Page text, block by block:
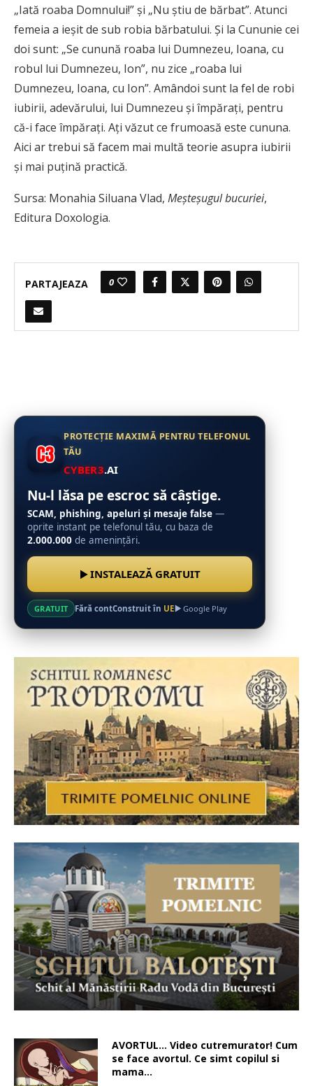
„Iată roaba Domnului!” şi „Nu ştiu de bărbat”. Atunci
femeia a ieşit de sub robia bărbatului. Şi la Cununie cei
doi sunt: „Se cunună roaba lui Dumnezeu, Ioana, cu
robul lui Dumnezeu, Ion”, nu zice „roaba lui
Dumnezeu, Ioana, cu Ion”. Amândoi sunt la fel de robi
iubirii, adevărului, lui Dumnezeu şi împăraţi, pentru
că-i face împăraţi. Aţi văzut ce frumoasă este cununa.
Aici ar trebui să facem mai multă teorie asupra iubirii
şi mai puţină practică.
Sursa: Monahia Siluana Vlad, Meşteşugul bucuriei,
Editura Doxologia.
PARTAJEAZA 0
PROTECȚIE MAXIMĂ PENTRU TELEFONUL
TĂU
CYBER3.AI
Nu-l lăsa pe escroc să câștige.
SCAM, phishing, apeluri și mesaje false —
oprite instant pe telefonul tău, cu baza de
2.000.000 de amenințări.
INSTALEAZĂ GRATUIT
GRATUIT Fără contConstruit în UE Google Play
AVORTUL… Video cutremurator! Cum
se face avortul. Ce simt copilul si
mama…